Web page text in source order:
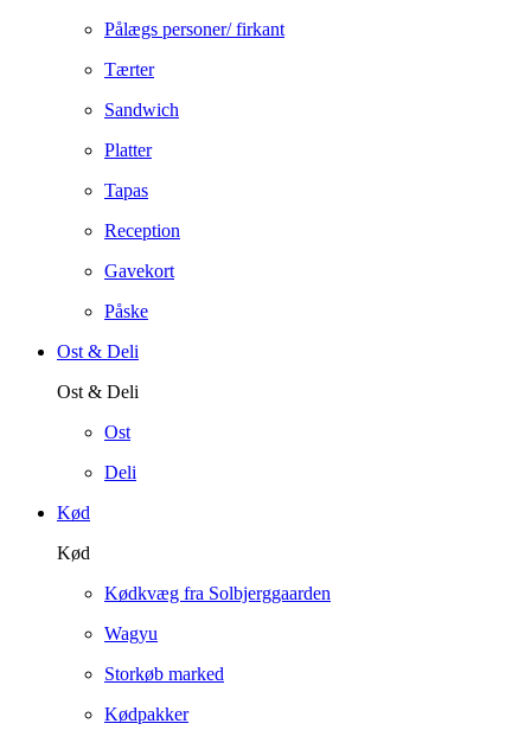
Pålægs personer/ firkant
Tærter
Sandwich
Platter
Tapas
Reception
Gavekort
Påske
Ost & Deli
Ost & Deli
Ost
Deli
Kød
Kød
Kødkvæg fra Solbjerggaarden
Wagyu
Storkøb marked
Kødpakker